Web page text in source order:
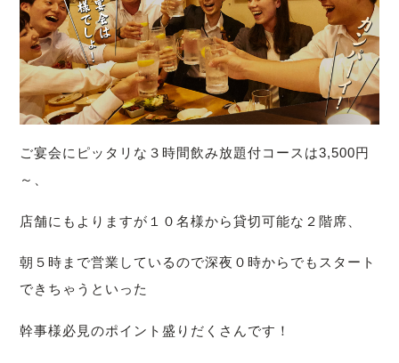
ご宴会にピッタリな３時間飲み放題付コースは3,500円
～、
店舗にもよりますが１０名様から貸切可能な２階席、
朝５時まで営業しているので深夜０時からでもスタート
できちゃうといった
幹事様必見のポイント盛りだくさんです！